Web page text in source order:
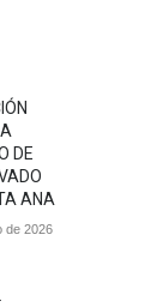
DE
ANA
de 2026